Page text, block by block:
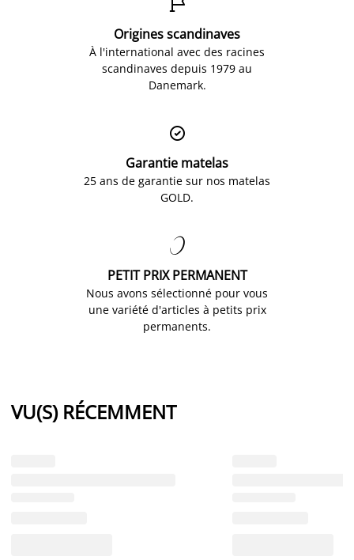
Origines scandinaves
À l'international avec des racines
scandinaves depuis 1979 au
Danemark.

Garantie matelas
25 ans de garantie sur nos matelas
GOLD.

PETIT PRIX PERMANENT
Nous avons sélectionné pour vous
une variété d'articles à petits prix
permanents.
VU(S) RÉCEMMENT